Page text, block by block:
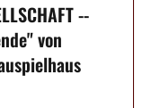
--
von